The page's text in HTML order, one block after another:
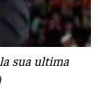
sua ultima